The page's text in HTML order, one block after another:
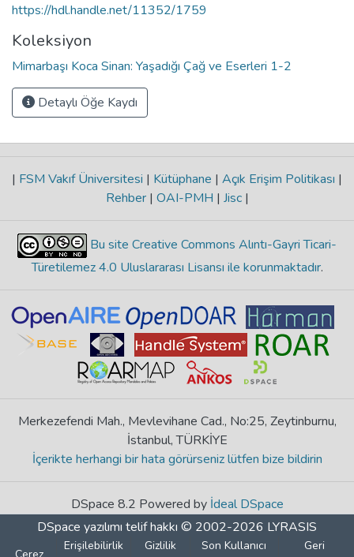
https://hdl.handle.net/11352/1759
Koleksiyon
Mimarbaşı Koca Sinan: Yaşadığı Çağ ve Eserleri 1-2
Detaylı Öğe Kaydı
| FSM Vakıf Üniversitesi | Kütüphane | Açık Erişim Politikası |
Rehber | OAI-PMH | Jisc |
Bu site Creative Commons Alıntı-Gayri Ticari-
Türetilemez 4.0 Uluslararası Lisansı ile korunmaktadır.
Merkezefendi Mah., Mevlevihane Cad., No:25, Zeytinburnu,
İstanbul, TÜRKİYE
İçerikte herhangi bir hata görürseniz lütfen bize bildirin
DSpace 8.2 Powered by İdeal DSpace
DSpace yazılımı telif hakkı © 2002-2026 LYRASIS
Çerez
Erişilebilirlik
Gizlilik
Son Kullanıcı
Geri